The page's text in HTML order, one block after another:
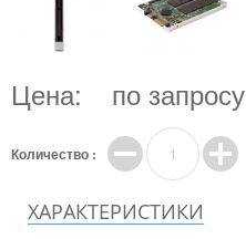
Цена: по запросу
Количество :
ХАРАКТЕРИСТИКИ